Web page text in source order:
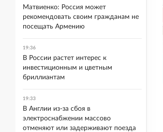
Матвиенко: Россия может
рекомендовать своим гражданам не
посещать Армению
19:36
В России растет интерес к
инвестиционным и цветным
бриллиантам
19:33
В Англии из-за сбоя в
электроснабжении массово
отменяют или задерживают поезда